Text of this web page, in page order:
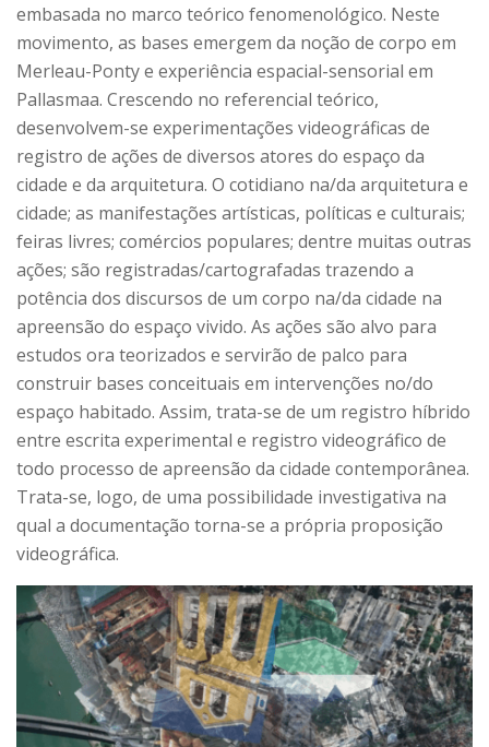
embasada no marco teórico fenomenológico. Neste
movimento, as bases emergem da noção de corpo em
Merleau-Ponty e experiência espacial-sensorial em
Pallasmaa. Crescendo no referencial teórico,
desenvolvem-se experimentações videográficas de
registro de ações de diversos atores do espaço da
cidade e da arquitetura. O cotidiano na/da arquitetura e
cidade; as manifestações artísticas, políticas e culturais;
feiras livres; comércios populares; dentre muitas outras
ações; são registradas/cartografadas trazendo a
potência dos discursos de um corpo na/da cidade na
apreensão do espaço vivido. As ações são alvo para
estudos ora teorizados e servirão de palco para
construir bases conceituais em intervenções no/do
espaço habitado. Assim, trata-se de um registro híbrido
entre escrita experimental e registro videográfico de
todo processo de apreensão da cidade contemporânea.
Trata-se, logo, de uma possibilidade investigativa na
qual a documentação torna-se a própria proposição
videográfica.